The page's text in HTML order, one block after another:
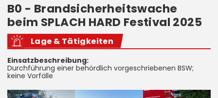
B0 - Brandsicherheitswache
beim SPLACH HARD Festival 2025
Lage & Tätigkeiten
Einsatzbeschreibung:
Durchführung einer behördlich vorgeschriebenen BSW;
keine Vorfälle